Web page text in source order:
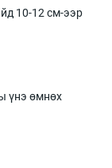
10-12 см-ээр
үнэ өмнөх